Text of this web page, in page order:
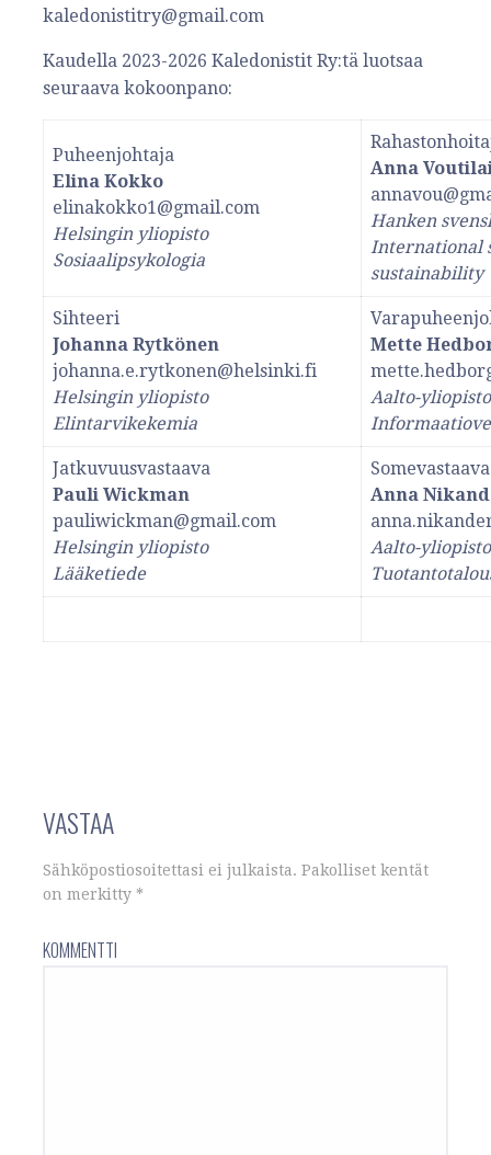
kaledonistitry@gmail.com
Kaudella 2023-2026 Kaledonistit Ry:tä luotsaa
seuraava kokoonpano:
Puheenjohtaja
Elina Kokko
elinakokko1@gmail.com
Helsingin yliopisto
Sosiaalipsykologia
Anna
Hanken
International
sustainability
Sihteeri
Johanna Rytkönen
johanna.e.rytkonen@helsinki.fi
Helsingin yliopisto
Elintarvikekemia
Mette
Aalto-yliopisto
Jatkuvuusvastaava
Pauli Wickman
pauliwickman@gmail.com
Helsingin yliopisto
Lääketiede
Somevastaava
Anna
Aalto-yliopisto
VASTAA
Sähköpostiosoitettasi ei julkaista. Pakolliset kentät
on merkitty *
KOMMENTTI